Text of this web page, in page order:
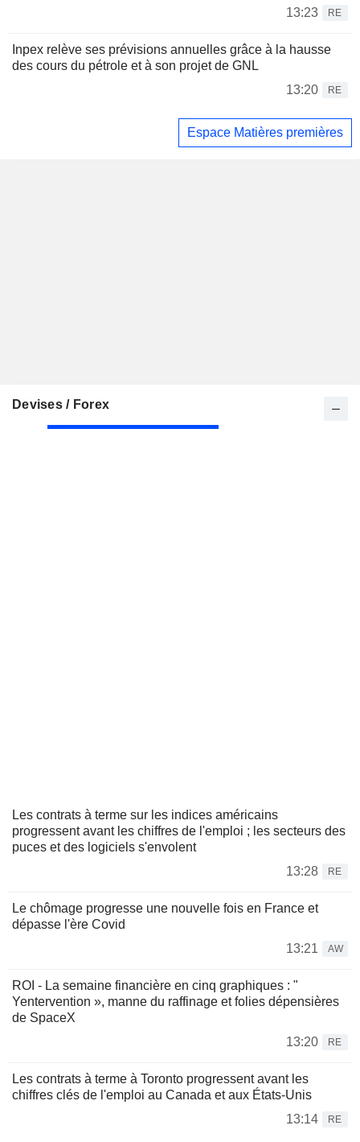
13:23 RE
Inpex relève ses prévisions annuelles grâce à la hausse
des cours du pétrole et à son projet de GNL
13:20
RE
Espace Matières premières
Devises / Forex
Les contrats à terme sur les indices américains
progressent avant les chiffres de l'emploi ; les secteurs des
puces et des logiciels s'envolent
13:28
RE
Le chômage progresse une nouvelle fois en France et
dépasse l'ère Covid
13:21
AW
ROI - La semaine financière en cinq graphiques : "
Yentervention », manne du raffinage et folies dépensières
de SpaceX
13:20
RE
Les contrats à terme à Toronto progressent avant les
chiffres clés de l'emploi au Canada et aux États-Unis
13:14
RE